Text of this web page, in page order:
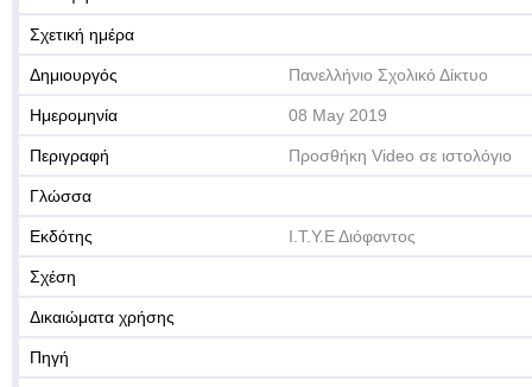
Σχετική ημέρα
Δημιουργός Πανελλήνιο Σχολικό Δίκτυο
Ημερομηνία 08 May 2019
Περιγραφή Προσθήκη Video σε ιστολόγιο
Γλώσσα
Εκδότης Ι.Τ.Υ.Ε Διόφαντος
Σχέση
Δικαιώματα χρήσης
Πηγή